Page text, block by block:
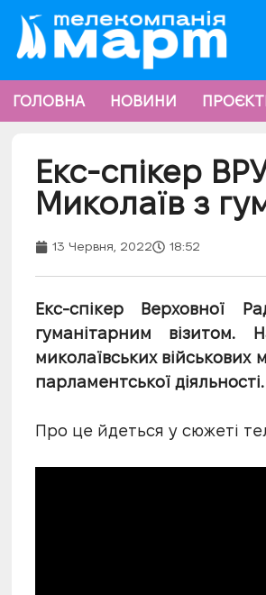
ГОЛОВНА НОВИНИ
Екс-спікер
Миколаїв з
13 Червня, 2022 18:52
Екс-спікер Верховної
гуманітарним візитом.
миколаївських військових
парламентської діяльності.
Про це йдеться у сюжеті